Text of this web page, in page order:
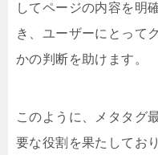
してページの内容を明
き、ユーザーにとって
かの判断を助けます。
このように、メタタグ
要な役割を果たしてお